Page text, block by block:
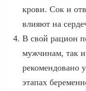
крови. Сок и
влияют на
В свой рацион
мужчинам, так
рекомендовано
этапах